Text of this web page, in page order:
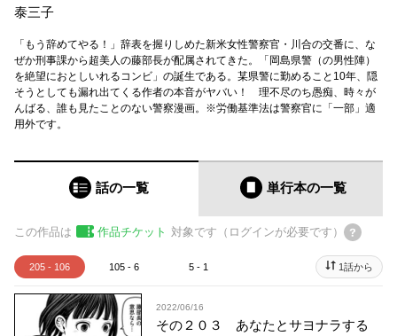
泰三子
「もう辞めてやる！」辞表を握りしめた新米女性警察官・川合の交番に、な
ぜか刑事課から超美人の藤部長が配属されてきた。「岡島県警（の男性陣）
を絶望におとしいれるコンビ」の誕生である。某県警に勤めること10年、隠
そうとしても漏れ出てくる作者の本音がヤバい！ 理不尽のち愚痴、時々が
んばる、誰も見たことのない警察漫画。※労働基準法は警察官に「一部」適
用外です。
話の一覧 単行本の一覧
この作品は 作品チケット 対象です（ログインが必要です）
205 - 106 105 - 6 5 - 1 1話から
2022/06/16
その２０３ あなたとサヨナラする